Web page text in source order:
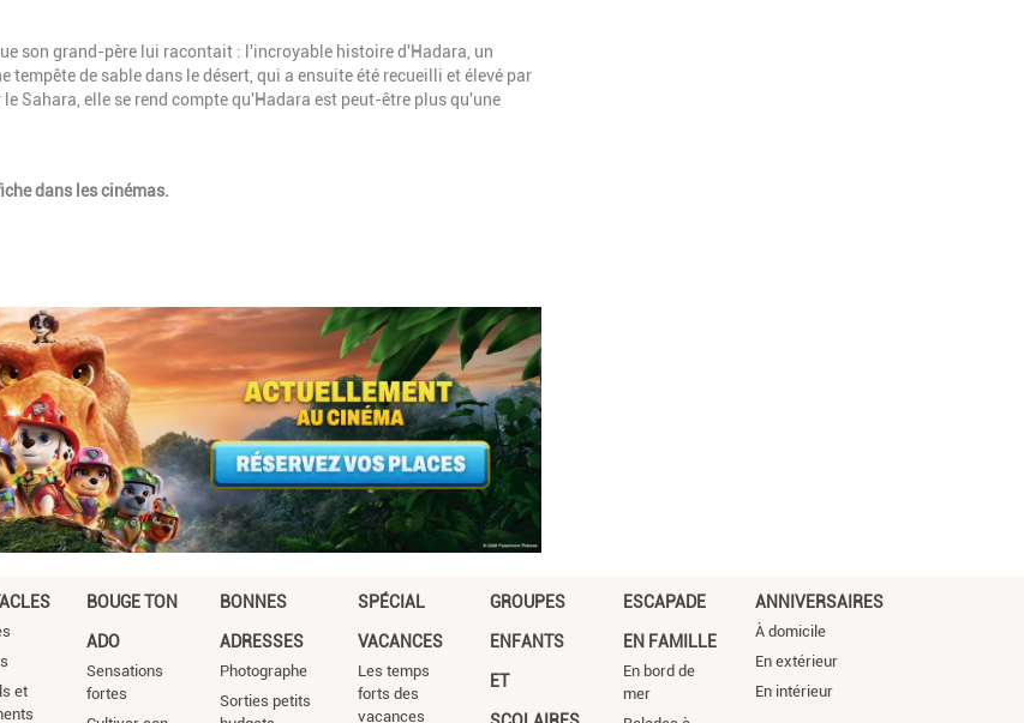
son grand-père lui racontait : l'incroyable histoire d'Hadara, un
tempête de sable dans le désert, qui a ensuite été recueilli et élevé par
Sahara, elle se rend compte qu'Hadara est peut-être plus qu'une
dans les cinémas.
et
BOUGE TON
ADO
Sensations
fortes
BONNES
ADRESSES
Photographe
Sorties petits
SPÉCIAL
VACANCES
Les temps
forts des
vacances
GROUPES
ENFANTS
ET
ESCAPADE
EN FAMILLE
En bord de
mer
ANNIVERSAIRES
À domicile
En extérieur
En intérieur